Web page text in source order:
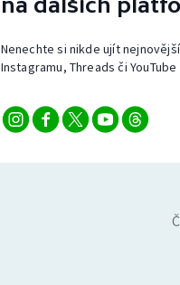
na dalších
Nenechte si nikde ujít
Instagramu, Threads či